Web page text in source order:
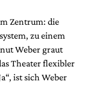
Zentrum: die
zu einem
Weber graut
Theater flexibler
ist sich Weber